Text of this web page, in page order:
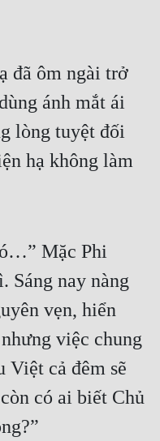
đã ôm ngài trở
ánh mắt ái
lòng tuyệt đối
hạ không làm
Mặc Phi
Sáng nay nàng
vẹn, hiển
việc chung
Việt cả đêm sẽ
có ai biết Chủ